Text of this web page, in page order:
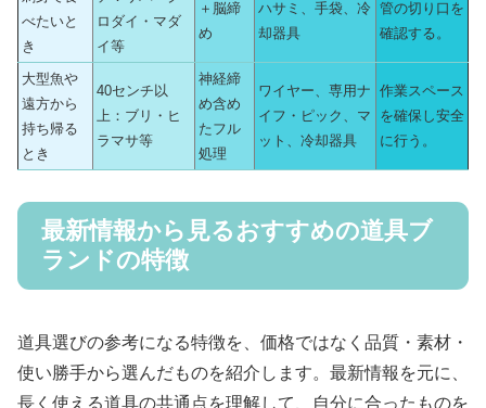
べたいと
き
ロダイ・マダ
イ等
＋脳締
め
ハサミ、手袋、冷
却器具
管の切り口を
確認する。
大型魚や
遠方から
持ち帰る
とき
40センチ以
上：ブリ・ヒ
ラマサ等
神経締
め含め
たフル
処理
ワイヤー、専用ナ
イフ・ピック、マ
ット、冷却器具
作業スペース
を確保し安全
に行う。
最新情報から見るおすすめの道具ブ
ランドの特徴
道具選びの参考になる特徴を、価格ではなく品質・素材・
使い勝手から選んだものを紹介します。最新情報を元に、
長く使える道具の共通点を理解して、自分に合ったものを